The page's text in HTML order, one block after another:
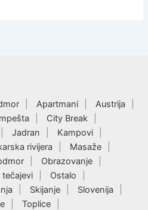
Apartmani
Austrija
City Break
Jadran
Kampovi
rivijera
Masaže
Obrazovanje
tečajevi
Ostalo
Skijanje
Slovenija
Toplice